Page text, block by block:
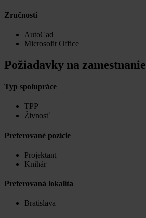
Zručnosti
AutoCad
Microsofit Office
Požiadavky na zamestnanie
Typ spolupráce
TPP
Živnosť
Preferované pozície
Projektant
Knihár
Preferovaná lokalita
Bratislava